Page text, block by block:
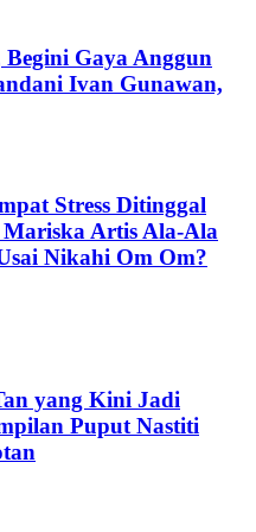
Gaya Anggun
Ivan Gunawan,
Stress Ditinggal
Artis Ala-Ala
Nikahi Om Om?
yang Kini Jadi
Puput Nastiti